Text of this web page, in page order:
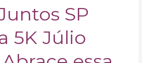
SP
5K Júlio